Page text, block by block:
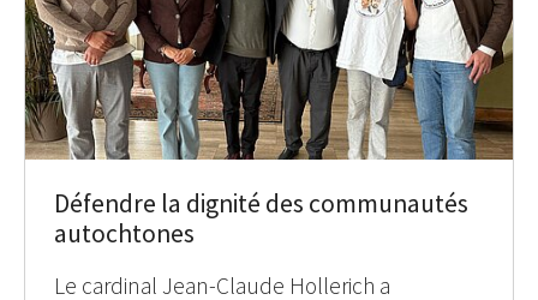
Défendre la dignité des communautés
autochtones
Le cardinal Jean-Claude Hollerich a